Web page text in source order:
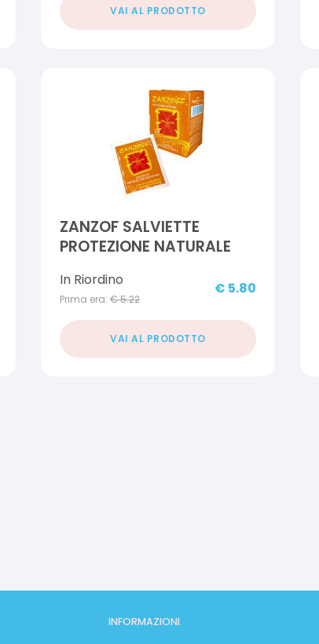
VAI AL PRODOTTO
ZANZOF SALVIETTE
PROTEZIONE NATURALE
In Riordino
Prima era: €5.22
€ 5.80
VAI AL PRODOTTO
INFORMAZIONI